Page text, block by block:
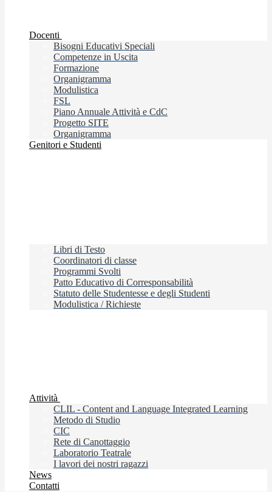
Docenti
Bisogni Educativi Speciali
Competenze in Uscita
Formazione
Organigramma
Modulistica
FSL
Piano Annuale Attività e CdC
Progetto SITE
Organigramma
Genitori e Studenti
Libri di Testo
Coordinatori di classe
Programmi Svolti
Patto Educativo di Corresponsabilità
Statuto delle Studentesse e degli Studenti
Modulistica / Richieste
Attività
CLIL - Content and Language Integrated Learning
Metodo di Studio
CIC
Rete di Canottaggio
Laboratorio Teatrale
I lavori dei nostri ragazzi
News
Contatti